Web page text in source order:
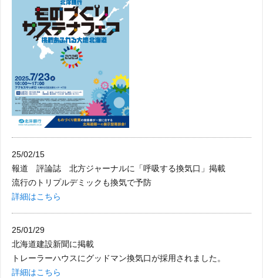
25/02/15
報道 評論誌 北方ジャーナルに「呼吸する換気口」掲載
流行のトリプルデミックも換気で予防
詳細はこちら
25/01/29
北海道建設新聞に掲載
トレーラーハウスにグッドマン換気口が採用されました。
詳細はこちら